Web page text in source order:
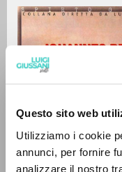
Questo sito web
Utilizziamo i cookie
annunci, per fornire
analizzare il nostro